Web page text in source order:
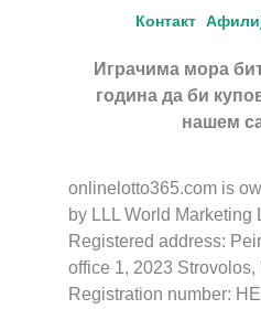
Контакт
Играчима мора
година да би
нашем
onlinelotto365.com is
by LLL World Marketing
Registered address:
office 1, 2023
Registration number: